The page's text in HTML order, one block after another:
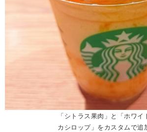
「シトラス果肉」と「ホワイ
カシロップ」をカスタムで追